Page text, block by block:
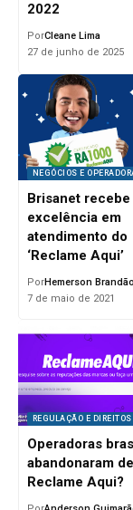
2022
PorCleane Lima
27 de junho de 2025
NEGÓCIOS E
Brisanet recebe
excelência em
atendimento do
‘Reclame Aqui’
PorHemerson Brandão
7 de maio de 2021
REGULAÇÃO E DIREITOS
Operadoras
abandonaram
Reclame Aqui?